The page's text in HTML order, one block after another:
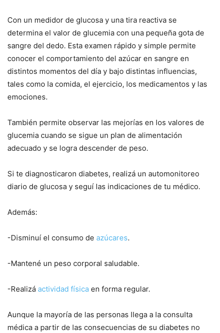
Con un medidor de glucosa y una tira reactiva se
determina el valor de glucemia con una pequeña gota de
sangre del dedo. Esta examen rápido y simple permite
conocer el comportamiento del azúcar en sangre en
distintos momentos del día y bajo distintas influencias,
tales como la comida, el ejercicio, los medicamentos y las
emociones.
También permite observar las mejorías en los valores de
glucemia cuando se sigue un plan de alimentación
adecuado y se logra descender de peso.
Si te diagnosticaron diabetes, realizá un automonitoreo
diario de glucosa y seguí las indicaciones de tu médico.
Además:
-Disminuí el consumo de azúcares.
-Mantené un peso corporal saludable.
-Realizá actividad física en forma regular.
Aunque la mayoría de las personas llega a la consulta
médica a partir de las consecuencias de su diabetes no